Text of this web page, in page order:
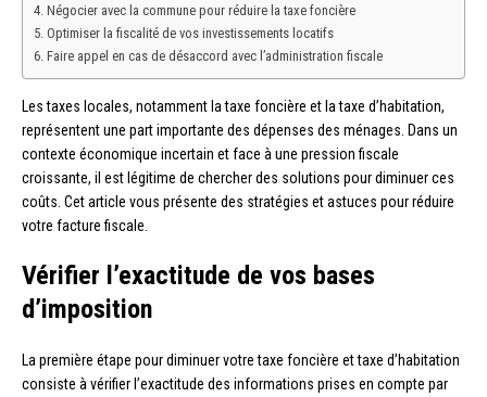
Négocier avec la commune pour réduire la taxe foncière
Optimiser la fiscalité de vos investissements locatifs
Faire appel en cas de désaccord avec l’administration fiscale
Les taxes locales, notamment la taxe foncière et la taxe d’habitation,
représentent une part importante des dépenses des ménages. Dans un
contexte économique incertain et face à une pression fiscale
croissante, il est légitime de chercher des solutions pour diminuer ces
coûts. Cet article vous présente des stratégies et astuces pour réduire
votre facture fiscale.
Vérifier l’exactitude de vos bases
d’imposition
La première étape pour diminuer votre taxe foncière et taxe d’habitation
consiste à vérifier l’exactitude des informations prises en compte par